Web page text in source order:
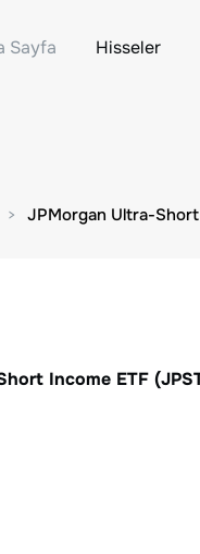
Sayfa Hisseler
JPMorgan Ultra-Short
Income ETF (